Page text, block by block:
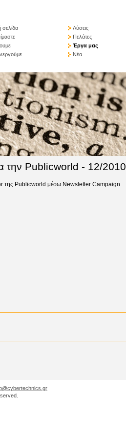
σελίδα
Λύσεις
Πελάτες
Έργα μας
Νέα
την Publicworld - 12/2010
της Publicworld μέσω Newsletter Campaign